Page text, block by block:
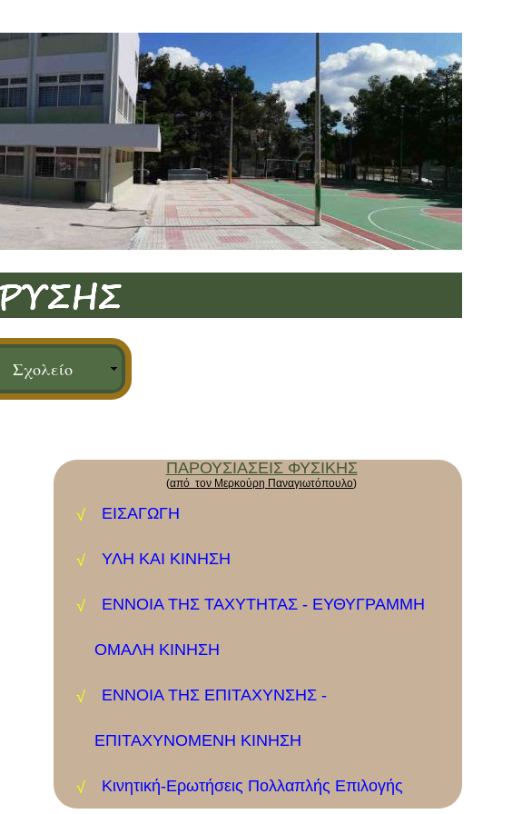
Σχολείο
ΠΑΡΟΥΣΙΑΣΕΙΣ ΦΥΣΙΚΗΣ
(από τον Μερκούρη Παναγιωτόπουλο)
ΕΙΣΑΓΩΓΗ
ΥΛΗ ΚΑΙ ΚΙΝΗΣΗ
ΕΝΝΟΙΑ ΤΗΣ ΤΑΧΥΤΗΤΑΣ - ΕΥΘΥΓΡΑΜΜΗ
ΟΜΑΛΗ ΚΙΝΗΣΗ
ΕΝΝΟΙΑ ΤΗΣ ΕΠΙΤΑΧΥΝΣΗΣ -
ΕΠΙΤΑΧΥΝΟΜΕΝΗ ΚΙΝΗΣΗ
Κινητική-Ερωτήσεις Πολλαπλής Επιλογής